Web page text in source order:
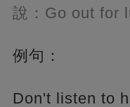
說：Go out for
例句：
Don't listen to